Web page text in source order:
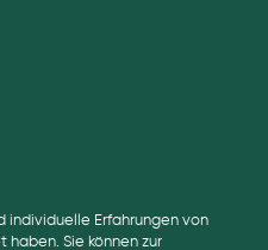
individuelle Erfahrungen von
haben. Sie können zur